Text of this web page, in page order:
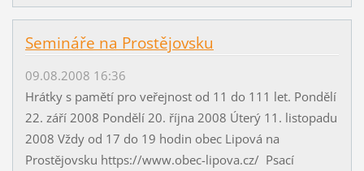
Semináře na Prostějovsku
09.08.2008 16:36
Hrátky s pamětí pro veřejnost od 11 do 111 let. Pondělí
22. září 2008 Pondělí 20. října 2008 Úterý 11. listopadu
2008 Vždy od 17 do 19 hodin obec Lipová na
Prostějovsku https://www.obec-lipova.cz/ Psací